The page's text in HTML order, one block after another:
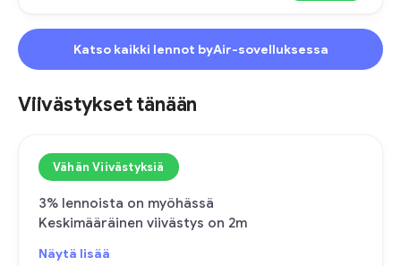
Katso kaikki lennot byAir-sovelluksessa
Viivästykset tänään
Vähän Viivästyksiä
3% lennoista on myöhässä
Keskimääräinen viivästys on 2m
Näytä lisää